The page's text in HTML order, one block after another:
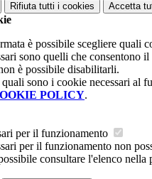
Rifiuta tutti i cookies Accetta
è possibile scegliere quali
sono quelli che consentono
è possibile disabilitarli.
quali sono i cookie necessari al
POLICY.
per il funzionamento
per il funzionamento non
consultare l'elenco nella